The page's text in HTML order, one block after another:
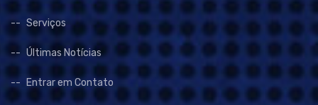
Serviços
Últimas Notícias
Entrar em Contato